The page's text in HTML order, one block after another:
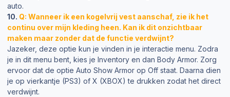
auto.
10. Q: Wanneer ik een kogelvrij vest aanschaf, zie ik het
continu over mijn kleding heen. Kan ik dit onzichtbaar
maken maar zonder dat de functie verdwijnt?
Jazeker, deze optie kun je vinden in je interactie menu. Zodra
je in dit menu bent, kies je Inventory en dan Body Armor. Zorg
ervoor dat de optie Auto Show Armor op Off staat. Daarna dien
je op vierkantje (PS3) of X (XBOX) te drukken zodat het direct
verdwijnt.